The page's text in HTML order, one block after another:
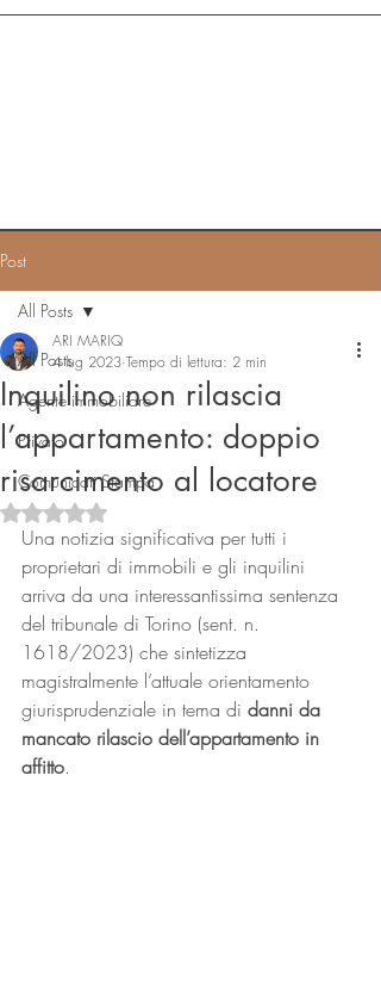
Connect
Post
All Posts
Agente immobiliare
Privato
Comunicati Stampa
All Posts
Inquilino non rilascia
l’appartamento: doppio
risarcimento al locatore
ARI MARIQ
4 lug 2023 Tempo di lettura: 2 min
Valutazione NaN stelle su 5.
Una notizia significativa per tutti i
proprietari di immobili e gli inquilini
arriva da una interessantissima sentenza
del tribunale di Torino (sent. n.
1618/2023) che sintetizza
magistralmente l’attuale orientamento
giurisprudenziale in tema di danni da
mancato rilascio dell’appartamento in
affitto.